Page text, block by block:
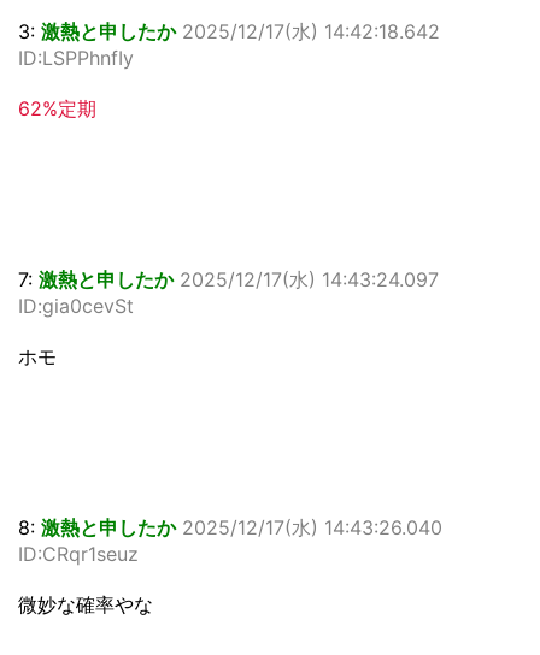
3: 激熱と申したか 2025/12/17(水) 14:42:18.642
ID:LSPPhnfIy
62%定期
7: 激熱と申したか 2025/12/17(水) 14:43:24.097
ID:gia0cevSt
ホモ
8: 激熱と申したか 2025/12/17(水) 14:43:26.040
ID:CRqr1seuz
微妙な確率やな